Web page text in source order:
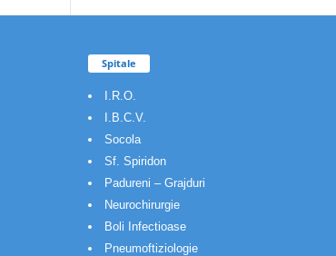
Spitale
I.R.O.
I.B.C.V.
Socola
Sf. Spiridon
Padureni – Grajduri
Neurochirurgie
Boli Infectioase
Pneumoftiziologie